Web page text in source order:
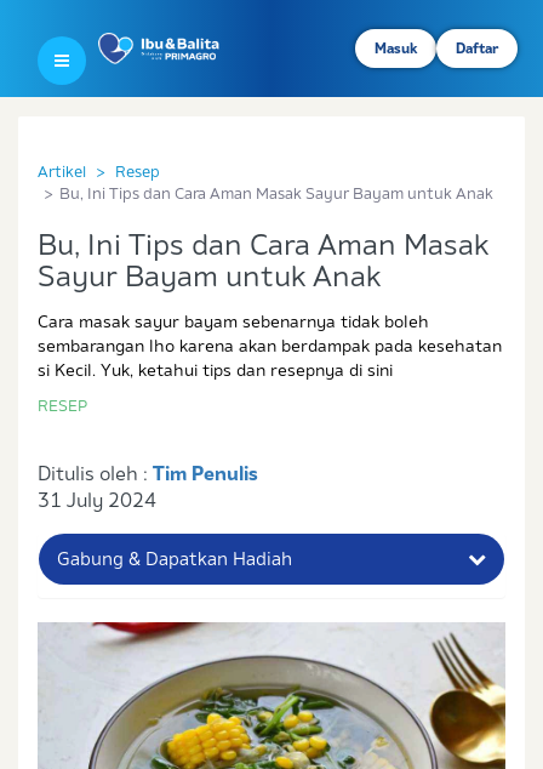
Masuk Daftar
Artikel
Resep
Bu, Ini Tips dan Cara Aman Masak Sayur Bayam untuk Anak
Bu, Ini Tips dan Cara Aman Masak
Sayur Bayam untuk Anak
Cara masak sayur bayam sebenarnya tidak boleh
sembarangan lho karena akan berdampak pada kesehatan
si Kecil. Yuk, ketahui tips dan resepnya di sini
RESEP
Ditulis oleh : Tim Penulis
31 July 2024
Gabung & Dapatkan Hadiah
Nama Lengkap Ibu
No. Handphone (Whatsapp)
Buat Password